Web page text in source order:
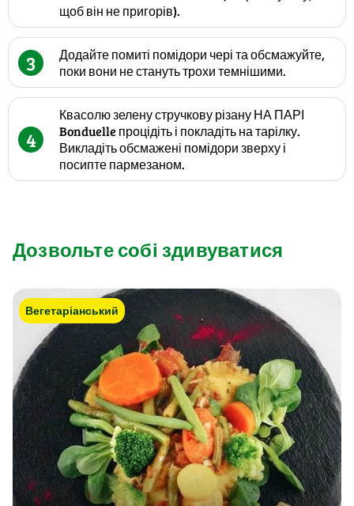
щоб він не пригорів).
3
Додайте помиті помідори чері та обсмажуйте,
поки вони не стануть трохи темнішими.
4
Квасолю зелену стручкову різану НА ПАРІ
Bonduelle процідіть і покладіть на тарілку.
Викладіть обсмажені помідори зверху і
посипте пармезаном.
Дозвольте собі здивуватися
Вегетаріанський